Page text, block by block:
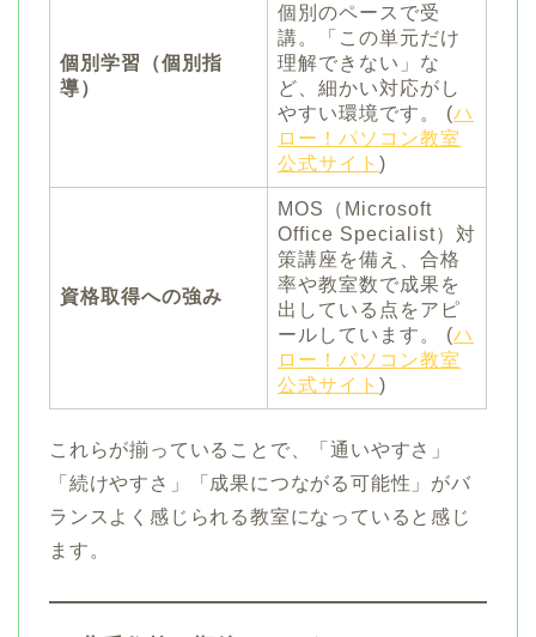
個別学習（個別指
導）
個別のペースで受
講。「この単元だけ
理解できない」な
ど、細かい対応がし
やすい環境です。 (ハ
ロー！パソコン教室
公式サイト )
資格取得への強み
MOS（Microsoft
Office Specialist）対
策講座を備え、合格
率や教室数で成果を
出している点をアピ
ールしています。 (ハ
ロー！パソコン教室
公式サイト )
これらが揃っていることで、「通いやすさ」
「続けやすさ」「成果につながる可能性」がバ
ランスよく感じられる教室になっていると感じ
ます。